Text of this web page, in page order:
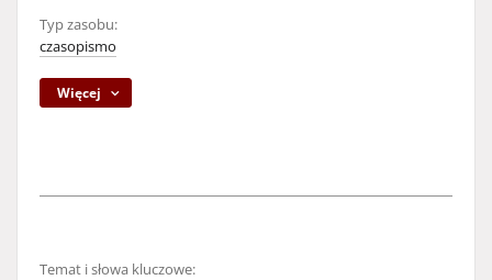
Typ zasobu:
czasopismo
Więcej
Temat i słowa kluczowe: